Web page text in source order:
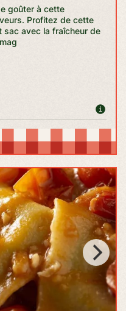
goûter à cette
Profitez de cette
sac avec la fraîcheur de